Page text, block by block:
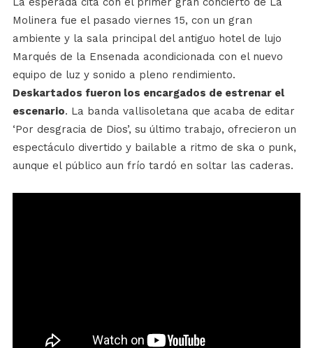
Molinera fue el pasado viernes 15, con un gran
ambiente y la sala principal del antiguo hotel de lujo
Marqués de la Ensenada acondicionada con el nuevo
equipo de luz y sonido a pleno rendimiento.
Deskartados fueron los encargados de estrenar el
escenario. La banda vallisoletana que acaba de editar
‘Por desgracia de Dios’, su último trabajo, ofrecieron un
espectáculo divertido y bailable a ritmo de ska o punk,
aunque el público aun frío tardó en soltar las caderas.